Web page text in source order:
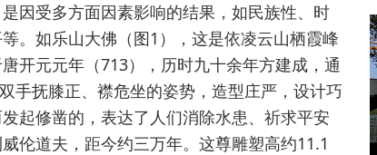
因受多方面因素影响的结果，如民族性、时
。如乐山大佛（图1），这是依凌云山栖霞峰
开元元年（713），历时九十余年方建成，通
手抚膝正、襟危坐的姿势，造型庄严，设计巧
起修凿的，表达了人们消除水患、祈求平安
伦道夫，距今约三万年。这尊雕塑高约11.1